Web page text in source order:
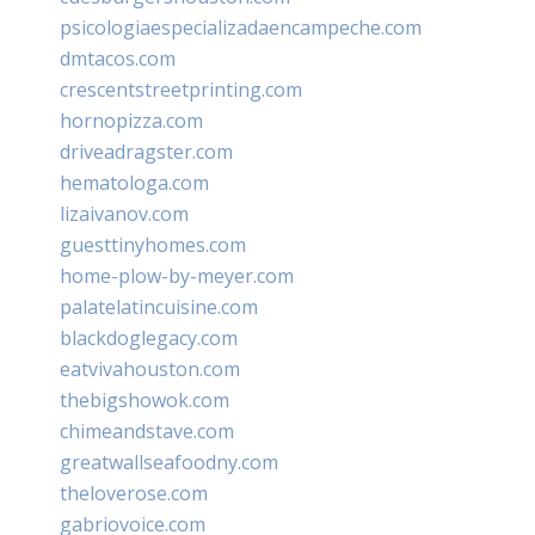
psicologiaespecializadaencampeche.com
dmtacos.com
crescentstreetprinting.com
hornopizza.com
driveadragster.com
hematologa.com
lizaivanov.com
guesttinyhomes.com
home-plow-by-meyer.com
palatelatincuisine.com
blackdoglegacy.com
eatvivahouston.com
thebigshowok.com
chimeandstave.com
greatwallseafoodny.com
theloverose.com
gabriovoice.com